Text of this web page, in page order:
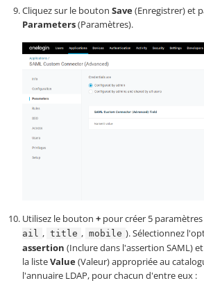
Cliquez sur le bouton Save(Enregistrer) et
Parameters(Paramètres).
Utilisez le bouton + pour créer 5 paramètres
ail , title , mobile ). Sélectionnez
assertion (Inclure dans l'assertion SAML)
la listeValue(Valeur) appropriée au
l'annuaire LDAP, pour chacun d'entre eux :